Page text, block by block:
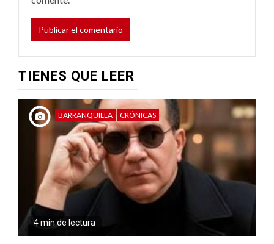
TIENES QUE LEER
BARRANQUILLA CRÓNICAS
4 min de lectura